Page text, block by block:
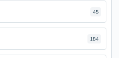
45
184